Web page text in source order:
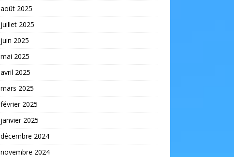
août 2025
juillet 2025
juin 2025
mai 2025
avril 2025
mars 2025
février 2025
janvier 2025
décembre 2024
novembre 2024